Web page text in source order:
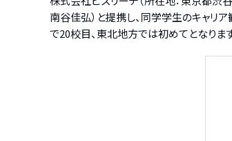
南谷佳弘）と提携し、同学学生のキャリ
で20校目、東北地方では初めてとなります